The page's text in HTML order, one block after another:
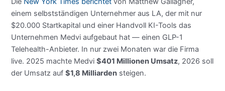
einem selbstständigen Unternehmer aus LA, der mit nur
$20.000 Startkapital und einer Handvoll KI-Tools das
Unternehmen Medvi aufgebaut hat — einen GLP-1
Telehealth-Anbieter. In nur zwei Monaten war die Firma
live. 2025 machte Medvi$401 Millionen Umsatz, 2026 soll
der Umsatz auf$1,8 Milliarden steigen.